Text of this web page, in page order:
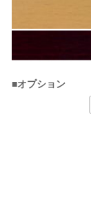
■オプション